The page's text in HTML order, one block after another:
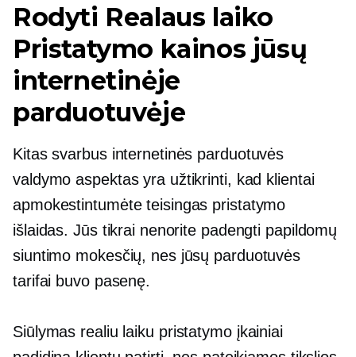
Rodyti Realaus laiko
Pristatymo kainos jūsų
internetinėje
parduotuvėje
Kitas svarbus internetinės parduotuvės
valdymo aspektas yra užtikrinti, kad klientai
apmokestintumėte teisingas pristatymo
išlaidas. Jūs tikrai nenorite padengti papildomų
siuntimo mokesčių, nes jūsų parduotuvės
tarifai buvo pasenę.
Siūlymas realiu laiku pristatymo įkainiai